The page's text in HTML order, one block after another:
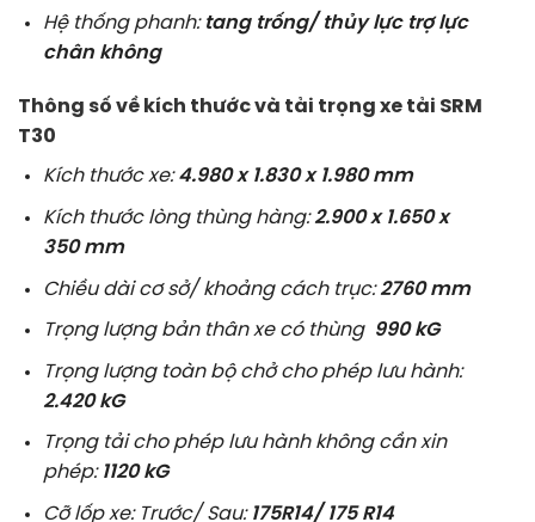
Hệ thống phanh: tang trống/ thủy lực trợ lực
chân không
Thông số về kích thước và tải trọng xe tải SRM
T30
Kích thước xe:4.980 x 1.830 x 1.980 mm
Kích thước lòng thùng hàng:2.900 x 1.650 x
350 mm
Chiều dài cơ sở/ khoảng cách trục:2760 mm
Trọng lượng bản thân xe có thùng 990 kG
Trọng lượng toàn bộ chở cho phép lưu hành:
2.420 kG
Trọng tải cho phép lưu hành không cần xin
phép: 1120 kG
Cỡ lốp xe: Trước/ Sau: 175R14/ 175 R14